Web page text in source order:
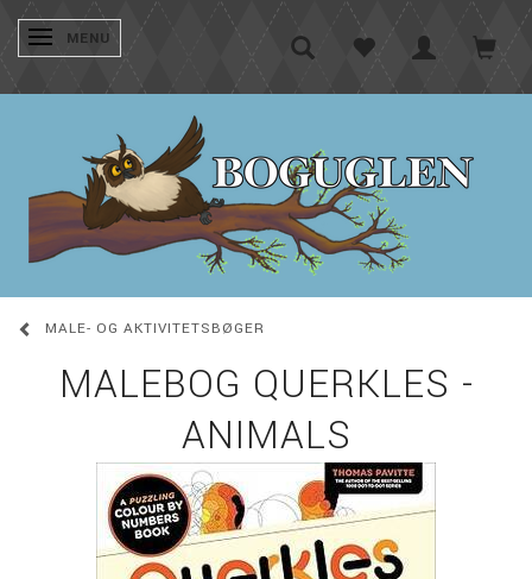
SKIFTE NAVIGATION
MENU
MALE- OG AKTIVITETSBØGER
MALEBOG QUERKLES -
ANIMALS